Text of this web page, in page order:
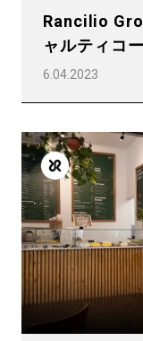
Rancilio
ャルティコ
6.04.2023